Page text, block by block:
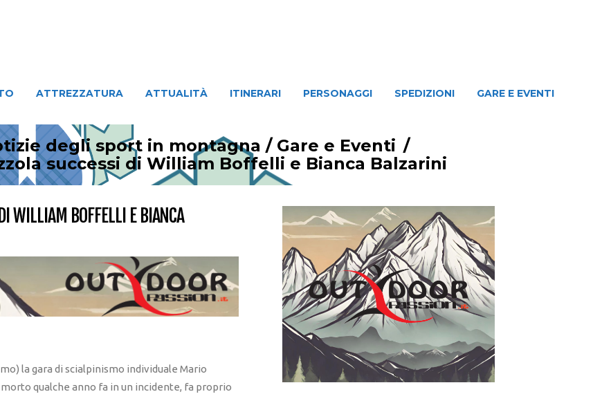
ATTREZZATURA ATTUALITÀ ITINERARI PERSONAGGI SPEDIZIONI GARE E EVENTI
degli sport in montagna / Gare e Eventi /
successi di William Boffelli e Bianca Balzarini
WILLIAM BOFFELLI E BIANCA
la gara di scialpinismo individuale Mario
qualche anno fa in un incidente, fa proprio